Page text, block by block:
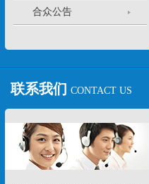
合众公告
联系我们 CONTACT US